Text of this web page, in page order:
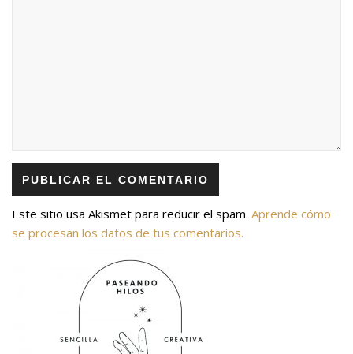
Este sitio usa Akismet para reducir el spam. Aprende cómo
se procesan los datos de tus comentarios.